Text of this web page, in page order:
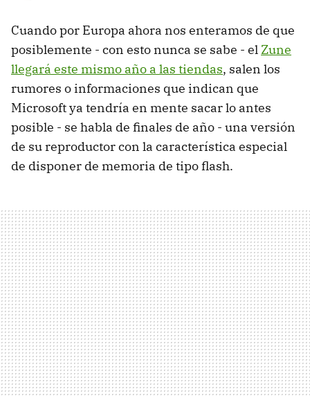
Cuando por Europa ahora nos enteramos de que
posiblemente - con esto nunca se sabe - el Zune
llegará este mismo año a las tiendas, salen los
rumores o informaciones que indican que
Microsoft ya tendría en mente sacar lo antes
posible - se habla de finales de año - una versión
de su reproductor con la característica especial
de disponer de memoria de tipo flash.